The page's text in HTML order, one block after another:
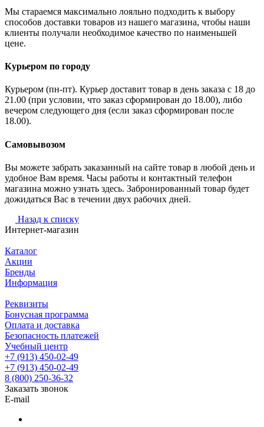
Мы стараемся максимально лояльно подходить к выбору
способов доставки товаров из нашего магазина, чтобы наши
клиенты получали необходимое качество по наименьшей
цене.
Курьером по городу
Курьером (пн-пт). Курьер доставит товар в день заказа с 18 до
21.00 (при условии, что заказ сформирован до 18.00), либо
вечером следующего дня (если заказ сформирован после
18.00).
Самовывозом
Вы можете забрать заказанный на сайте товар в любой день и
удобное Вам время. Часы работы и контактный телефон
магазина можно узнать здесь. Забронированный товар будет
дожидаться Вас в течении двух рабочих дней.
Назад к списку
Интернет-магазин
Каталог
Акции
Бренды
Информация
Реквизиты
Бонусная программа
Оплата и доставка
Безопасность платежей
Учебный центр
+7 (913) 450-02-49
+7 (913) 450-02-49
8 (800) 250-36-32
Заказать звонок
E-mail